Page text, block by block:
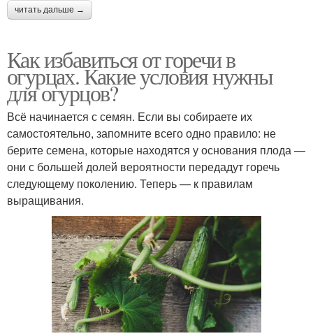
читать дальше →
Как избавиться от горечи в
огурцах. Какие условия нужны
для огурцов?
Всё начинается с семян. Если вы собираете их
самостоятельно, запомните всего одно правило: не
берите семена, которые находятся у основания плода —
они с большей долей вероятности передадут горечь
следующему поколению. Теперь — к правилам
выращивания.